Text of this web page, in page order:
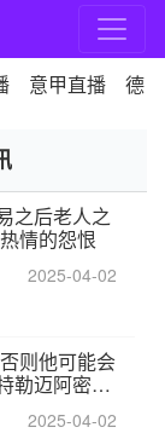
意甲直播 德
之后老人之
情的怨恨
2025-04-02
则他可能会
勒迈阿密的
2025-04-02